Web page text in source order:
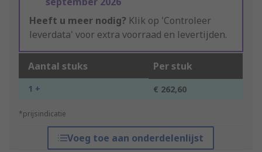
Heeft u meer nodig? Klik op 'Controleer
leverdata' voor extra voorraad en levertijden.
Aantal stuks Per stuk
1 + € 262,60
*prijsindicatie
Voeg toe aan onderdelenlijst